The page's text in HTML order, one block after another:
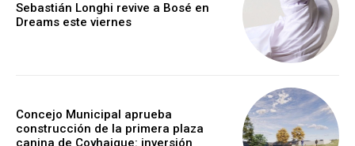
Sebastián Longhi revive a Bosé en
Dreams este viernes
Concejo Municipal aprueba
construcción de la primera plaza
canina de Coyhaique: inversión